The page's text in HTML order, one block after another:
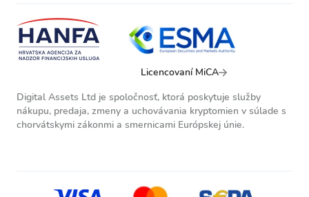
Licencovaní MiCA
Digital Assets Ltd je spoločnosť, ktorá poskytuje služby
nákupu, predaja, zmeny a uchovávania kryptomien v súlade s
chorvátskymi zákonmi a smernicami Európskej únie.